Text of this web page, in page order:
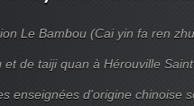
Le Bambou (Cai yin fa ren
de taiji quan à Hérouville
enseignées d'origine chinoise